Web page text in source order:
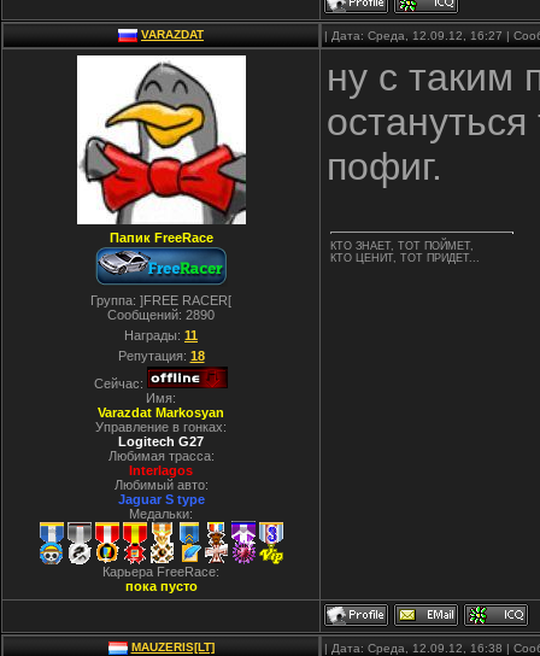
VARAZDAT | Дата: Среда, 12.09.12, 16:27 |
Папик FreeRace
Группа: ]FREE RACER[
Сообщений: 2890
Награды: 11
Репутация: 18
Сейчас:
Имя:
Varazdat Markosyan
Управление в гонках:
Logitech G27
Любимая трасса:
Interlagos
Любимый авто:
Jaguar S type
Медальки:
Карьера FreeRace:
пока пусто
ну с таким
пофиг.
КТО ЗНАЕТ, ТОТ ПОЙМЕТ,
КТО ЦЕНИТ, ТОТ ПРИДЕТ...
MAUZERIS[LT] | Дата: Среда, 12.09.12, 16:38 |